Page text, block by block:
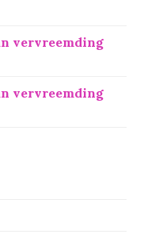
vervreemding
vervreemding